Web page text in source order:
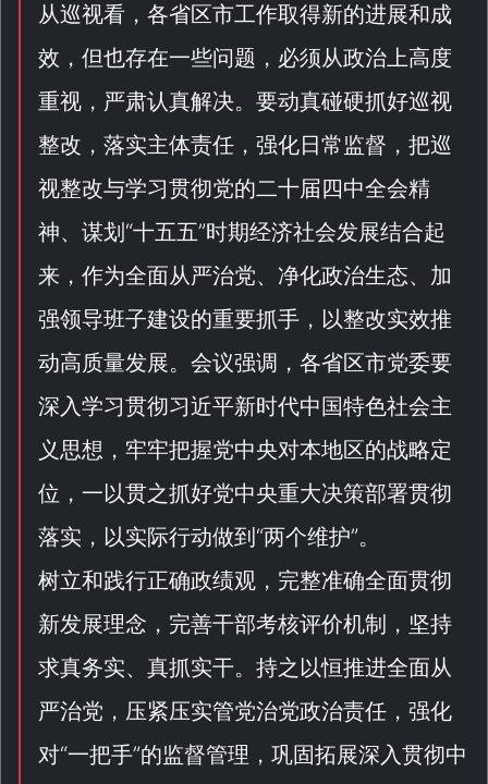
从巡视看，各省区市工作取得新的进展和成
效，但也存在一些问题，必须从政治上高度
重视，严肃认真解决。要动真碰硬抓好巡视
整改，落实主体责任，强化日常监督，把巡
视整改与学习贯彻党的二十届四中全会精
神、谋划“十五五”时期经济社会发展结合起
来，作为全面从严治党、净化政治生态、加
强领导班子建设的重要抓手，以整改实效推
动高质量发展。会议强调，各省区市党委要
深入学习贯彻习近平新时代中国特色社会主
义思想，牢牢把握党中央对本地区的战略定
位，一以贯之抓好党中央重大决策部署贯彻
落实，以实际行动做到“两个维护”。
树立和践行正确政绩观，完整准确全面贯彻
新发展理念，完善干部考核评价机制，坚持
求真务实、真抓实干。持之以恒推进全面从
严治党，压紧压实管党治党政治责任，强化
对“一把手”的监督管理，巩固拓展深入贯彻中